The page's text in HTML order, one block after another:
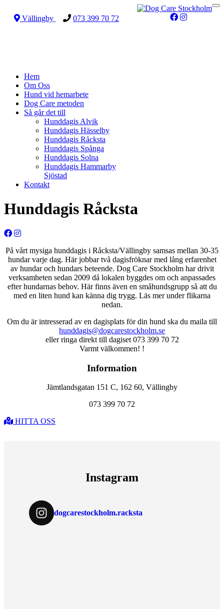
Vällingby 073 399 70 72
Hem
Om Oss
Hund vid hemarbete
Dog Care metoden
Så går det till
Hunddagis Alvik
Hunddagis Hässelby
Hunddagis Råcksta
Hunddagis Spånga
Hunddagis Solna
Hunddagis Hammarby
Sjöstad
Kontakt
Hunddagis Råcksta
På vårt mysiga hunddagis i Råcksta/Vällingby samsas mellan 30-35
hundar varje dag. Här jobbar två dagisfröknar med lång erfarenhet
av hundar och hundars beteende. Dog Care Stockholm har drivit
verksamheten sedan 2009 då lokalen byggdes om och anpassades
efter hundarnas behov. Här finns även en småhundsgrupp så att du
med en liten hund kan känna dig trygg. Läs mer under flikarna
nedan.
Om du är intresserad av en dagisplats för din hund ska du maila till
hunddagis@dogcarestockholm.se
eller ringa direkt till dagiset 073 399 70 72
Varmt välkommen! !
Information
Jämtlandsgatan 151 C, 162 60, Vällingby
073 399 70 72
HITTA OSS
Instagram
dogcarestockholm.racksta